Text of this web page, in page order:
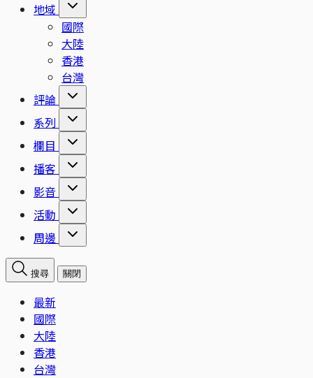
地域
國際
大陸
香港
台灣
評論
系列
欄目
播客
影音
活動
周邊
搜尋 關閉
最新
國際
大陸
香港
台灣